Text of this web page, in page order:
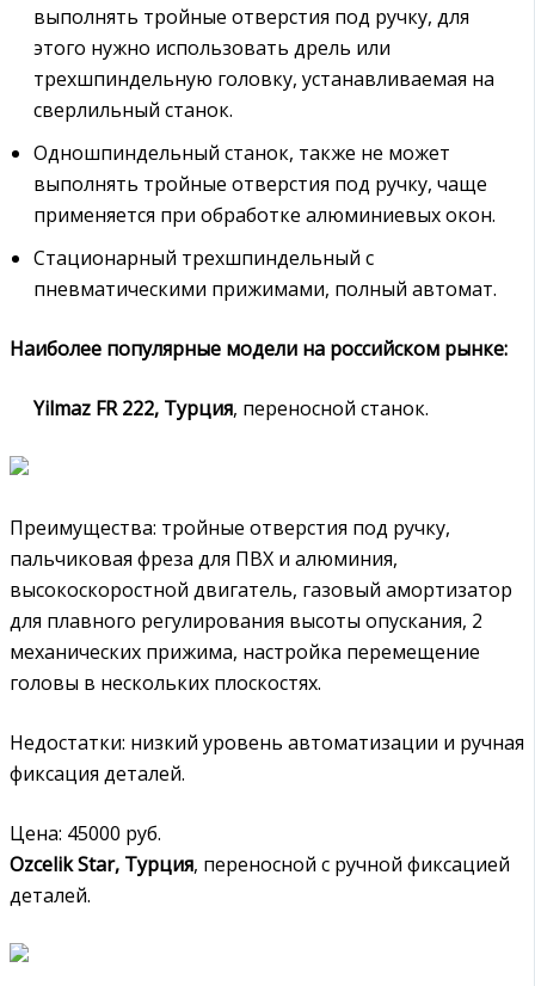
выполнять тройные отверстия под ручку, для
этого нужно использовать дрель или
трехшпиндельную головку, устанавливаемая на
сверлильный станок.
Одношпиндельный станок, также не может
выполнять тройные отверстия под ручку, чаще
применяется при обработке алюминиевых окон.
Стационарный трехшпиндельный с
пневматическими прижимами, полный автомат.
Наиболее популярные модели на российском рынке:
Yilmaz FR 222, Турция, переносной станок.
Преимущества: тройные отверстия под ручку,
пальчиковая фреза для ПВХ и алюминия,
высокоскоростной двигатель, газовый амортизатор
для плавного регулирования высоты опускания, 2
механических прижима, настройка перемещение
головы в нескольких плоскостях.
Недостатки: низкий уровень автоматизации и ручная
фиксация деталей.
Цена: 45000 руб.
Ozcelik Star, Турция, переносной с ручной фиксацией
деталей.